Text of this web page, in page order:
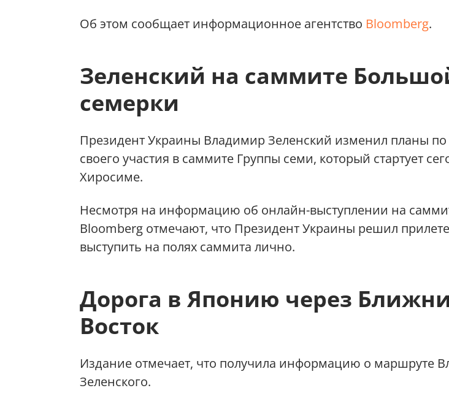
Об этом сообщает информационное агентство Bloomberg.
Зеленский на саммите
семерки
Президент Украины Владимир Зеленский изменил планы
своего участия в саммите Группы семи, который стартует
Хиросиме.
Несмотря на информацию об онлайн-выступлении на
Bloomberg отмечают, что Президент Украины решил
выступить на полях саммита лично.
Дорога в Японию через
Восток
Издание отмечает, что получила информацию о маршруте
Зеленского.